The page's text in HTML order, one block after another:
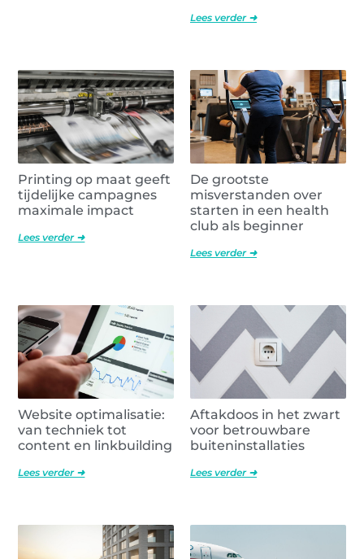
Lees verder ➜
Printing op maat geeft
tijdelijke campagnes
maximale impact
Lees verder ➜
De grootste
misverstanden over
starten in een health
club als beginner
Lees verder ➜
Website optimalisatie:
van techniek tot
content en linkbuilding
Lees verder ➜
Aftakdoos in het zwart
voor betrouwbare
buiteninstallaties
Lees verder ➜